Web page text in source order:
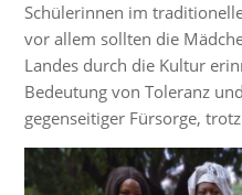
Schülerinnen im
vor allem sollten die
Landes durch die Kultur
Bedeutung von Toleranz
gegenseitiger Fürsorge,